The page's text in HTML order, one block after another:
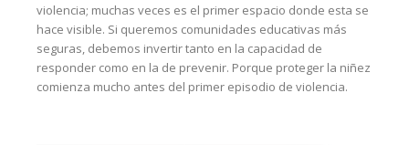
violencia; muchas veces es el primer espacio donde esta se
hace visible. Si queremos comunidades educativas más
seguras, debemos invertir tanto en la capacidad de
responder como en la de prevenir. Porque proteger la niñez
comienza mucho antes del primer episodio de violencia.